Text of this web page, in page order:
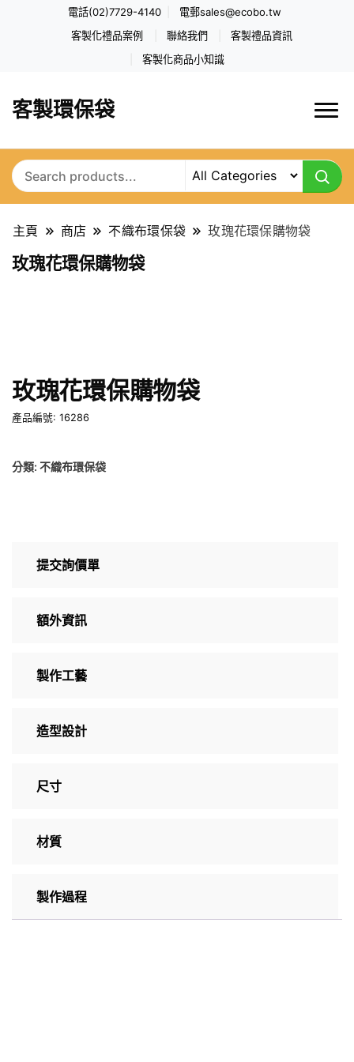
電話(02)7729-4140 電郵sales@ecobo.tw
客製化禮品案例 聯絡我們 客製禮品資訊
客製化商品小知識
客製環保袋
主頁 商店 不織布環保袋 玫瑰花環保購物袋
玫瑰花環保購物袋
玫瑰花環保購物袋
產品編號: 16286
分類: 不織布環保袋
提交詢價單
額外資訊
製作工藝
造型設計
尺寸
材質
製作過程